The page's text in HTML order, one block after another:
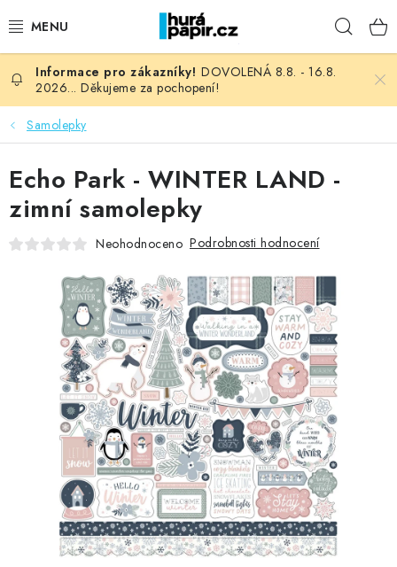
na
NOVINKY
HURÁ DÍLNA
VŠECHNO ZBOŽÍ
KNIHAŘSKÝ MATERIÁL
OBLÍBENÉ ♥️
FOTORECENZE
MOJE OBJEDNÁVKA
ZNAČKY
Doprava Kontakty Moje objednávka
Oblíbené ♥️
Hodnocení obchodu
Obchodní podmínky
Podmínky ochrany osobních údajů
Ověřování recenzí
DOVOLENÁ 8.8. - 16.8.
2026... Děkujeme za pochopení!
Samolepky
Echo Park - WINTER LAND -
zimní samolepky
Neohodnoceno Podrobnosti hodnocení